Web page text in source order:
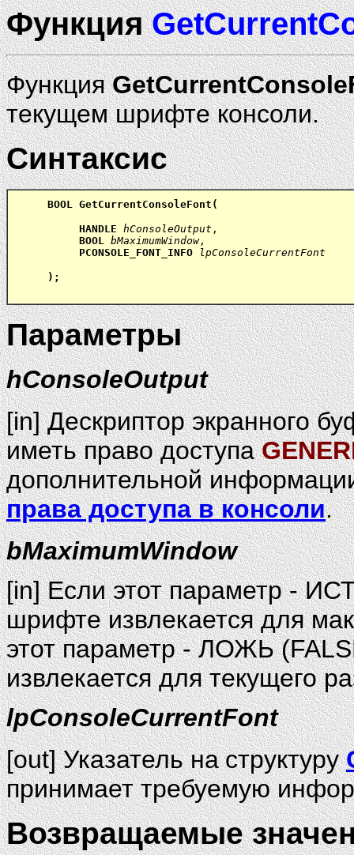
Функция
Функция
текущем шрифте консоли.
Синтаксис
BOOL GetCurrentConsoleFont(
HANDLE hConsoleOutput ,
BOOL bMaximumWindow,
PCONSOLE_FONT_INFO
lpConsoleCurrentFont
);
Параметры
hConsoleOutput
[in] Дескриптор экранного
иметь право доступа
дополнительной
права доступа в консоли.
bMaximumWindow
[in] Если этот параметр -
шрифте извлекается для
этот параметр - ЛОЖЬ
извлекается для текущего
lpConsoleCurrentFont
[out] Указатель на структуру
принимает требуемую
Возвращаемые